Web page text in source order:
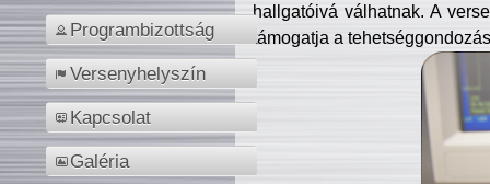
Programbizottság
Versenyhelyszín
Kapcsolat
Galéria
hallgatóivá válhatnak. A
támogatja a